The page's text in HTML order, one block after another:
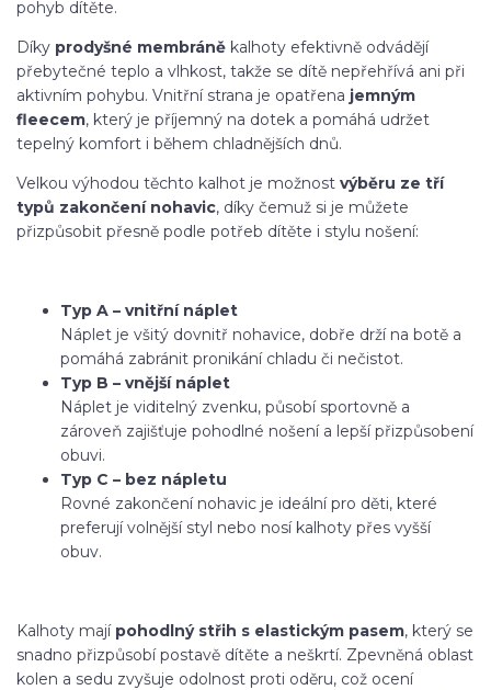
pohyb dítěte.
Díky prodyšné membráně kalhoty efektivně odvádějí
přebytečné teplo a vlhkost, takže se dítě nepřehřívá ani při
aktivním pohybu. Vnitřní strana je opatřena jemným
fleecem, který je příjemný na dotek a pomáhá udržet
tepelný komfort i během chladnějších dnů.
Velkou výhodou těchto kalhot je možnost výběru ze tří
typů zakončení nohavic, díky čemuž si je můžete
přizpůsobit přesně podle potřeb dítěte i stylu nošení:
Typ A – vnitřní náplet
Náplet je všitý dovnitř nohavice, dobře drží na botě a
pomáhá zabránit pronikání chladu či nečistot.
Typ B – vnější náplet
Náplet je viditelný zvenku, působí sportovně a
zároveň zajišťuje pohodlné nošení a lepší přizpůsobení
obuvi.
Typ C – bez nápletu
Rovné zakončení nohavic je ideální pro děti, které
preferují volnější styl nebo nosí kalhoty přes vyšší
obuv.
Kalhoty mají pohodlný střih s elastickým pasem, který se
snadno přizpůsobí postavě dítěte a neškrtí. Zpevněná oblast
kolen a sedu zvyšuje odolnost proti oděru, což ocení